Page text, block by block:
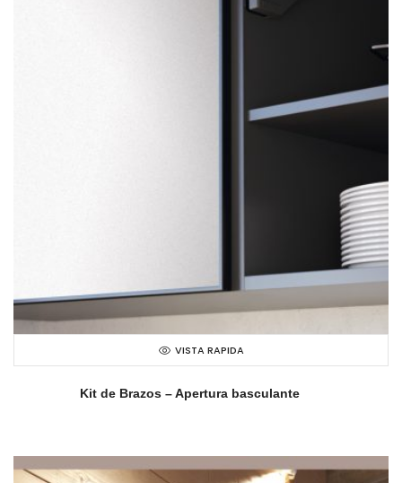
VISTA RAPIDA
Kit de Brazos – Apertura basculante